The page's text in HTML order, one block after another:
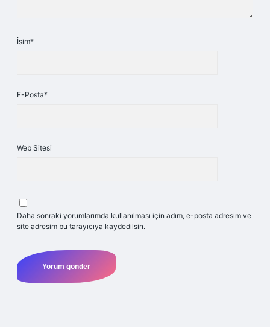
İsim*
E-Posta*
Web Sitesi
Daha sonraki yorumlarımda kullanılması için adım, e-posta adresim ve
site adresim bu tarayıcıya kaydedilsin.